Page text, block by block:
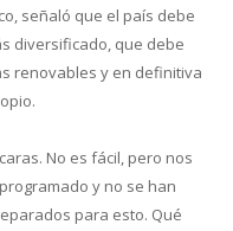
señaló que el país debe
diversificado, que debe
renovables y en definitiva
No es fácil, pero nos
y no se han
para esto. Qué